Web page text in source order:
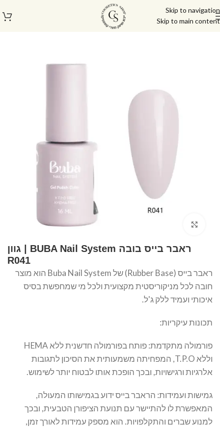
Skip to navigation
Skip to main content
עמוד הבית
ראבר בייס בובה BUBA Nail System | גוון
R041
ראבר בייס (Rubber Base) של Buba Nail System הוא מוצר
חובה לכל מניקוריסטית מקצועית ולכל מי שמחפשת בסיס
איכותי ועמיד ללק ג'ל.
תכונות עיקריות:
פורמולה מתקדמת: פותח בפורמולה חדשנית ללא HEMA
וללא T.P.O, המפחיתה משמעותית את הסיכון לתגובות
אלרגיות ורגישויות, ובכך הופכת אותו לבטוח יותר לשימוש.
גמישות ועמידות: הראבר בייס ידוע בגמישותו המעולה,
המאפשרת לו להתיישר עם תנועת הציפורן הטבעית, ובכך
למנוע שברים והתקלפויות. הוא מספק עמידות לאורך זמן,